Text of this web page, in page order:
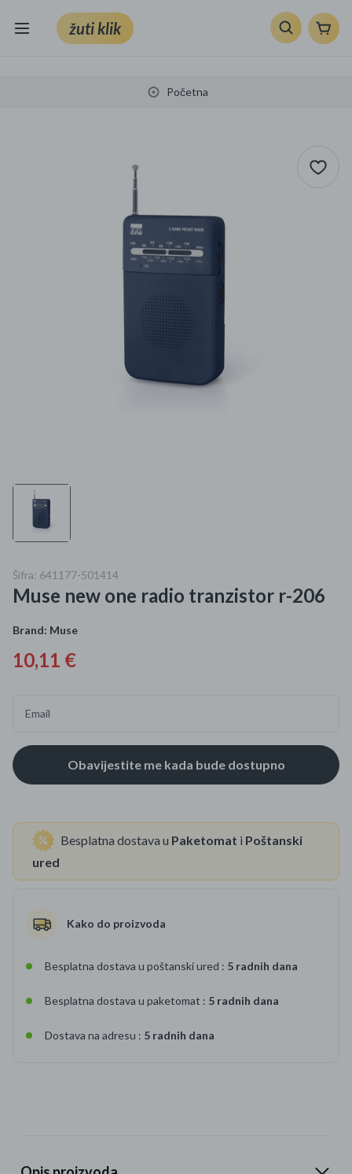
žuti klik
Kućanski aparati
Specijalne kategorije
Kišobrani akcija
Ograničena cijena
Najpopularniji proizvodi
Početna
Šifra: 641177-501414
Muse new one radio tranzistor r-206
Brand: Muse
10,11 €
Email
Besplatna dostava u Paketomat i Poštanski
ured
Kako do proizvoda
Besplatna dostava u poštanski ured : 5 radnih dana
Besplatna dostava u paketomat : 5 radnih dana
Dostava na adresu : 5 radnih dana